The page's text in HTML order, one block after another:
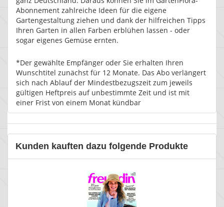
Abonnement zahlreiche Ideen für die eigene
Gartengestaltung ziehen und dank der hilfreichen Tipps
Ihren Garten in allen Farben erblühen lassen - oder
sogar eigenes Gemüse ernten.
*Der gewählte Empfänger oder Sie erhalten Ihren
Wunschtitel zunächst für 12 Monate. Das Abo verlängert
sich nach Ablauf der Mindestbezugszeit zum jeweils
gültigen Heftpreis auf unbestimmte Zeit und ist mit
einer Frist von einem Monat kündbar
Kunden kauften dazu folgende Produkte